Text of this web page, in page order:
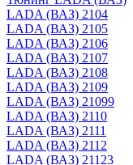
LADA (ВАЗ) 2104
LADA (ВАЗ) 2105
LADA (ВАЗ) 2106
LADA (ВАЗ) 2107
LADA (ВАЗ) 2108
LADA (ВАЗ) 2109
LADA (ВАЗ) 21099
LADA (ВАЗ) 2110
LADA (ВАЗ) 2111
LADA (ВАЗ) 2112
LADA (ВАЗ) 21123